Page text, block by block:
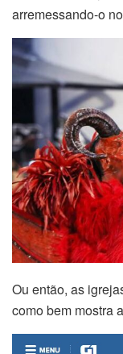
arremessando-o
Ou então, as
como bem mostra